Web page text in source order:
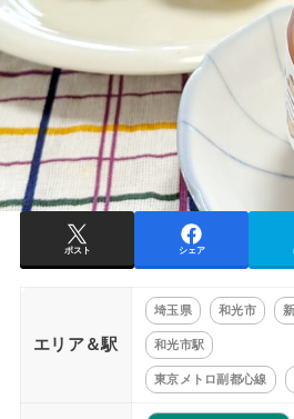
ポスト シェア
エリア＆駅
埼玉県 和光市
和光市駅
東京メトロ副都心線